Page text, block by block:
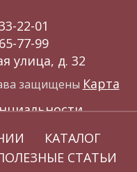
22-01
77-99
улица, д. 32
защищены Карта
КАТАЛОГ
СТАТЬИ